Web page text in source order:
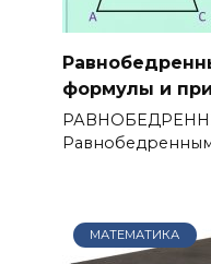
формулы и
МАТЕМАТИКА